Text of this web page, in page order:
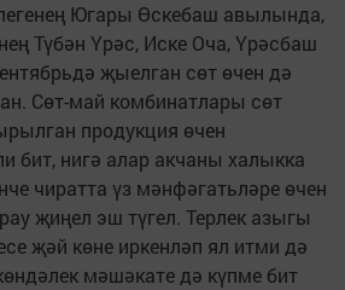
Югары Өскебаш авылында,
Түбән Үрәс, Иске Оча, Үрәсбаш
җыелган сөт өчен дә
Сөт-май комбинатлары сөт
продукция өчен
бит, нигә алар акчаны халыкка
чиратта үз мәнфәгатьләре өчен
җиңел эш түгел. Терлек азыгы
җәй көне иркенләп ял итми дә
мәшәкате дә күпме бит